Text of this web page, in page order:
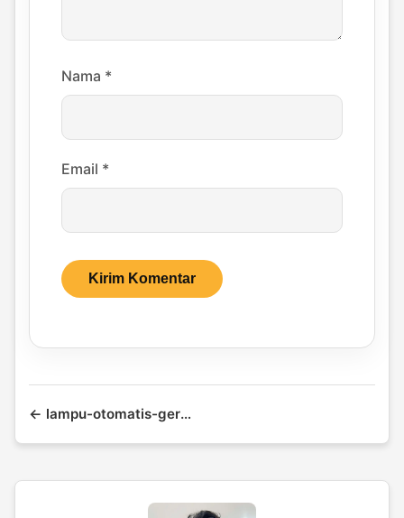
Nama *
Email *
← lampu-otomatis-gerak